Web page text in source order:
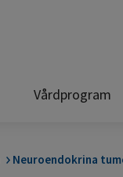
Vårdprogram
Neuroendokrina